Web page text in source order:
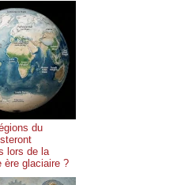
du
lors de la
ère glaciaire ?